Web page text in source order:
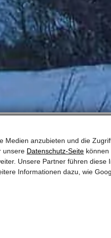
anzubieten und die
unsere Datenschutz-Seite
Unsere Partner führen
Informationen dazu, wie